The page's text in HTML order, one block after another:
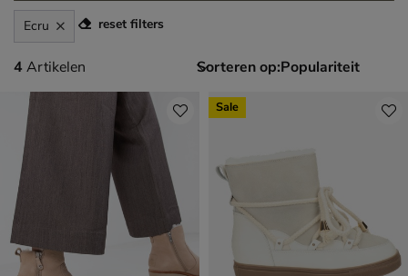
Ecru reset filters
4 artikelen
4 Artikelen Sorteren op:
Sale